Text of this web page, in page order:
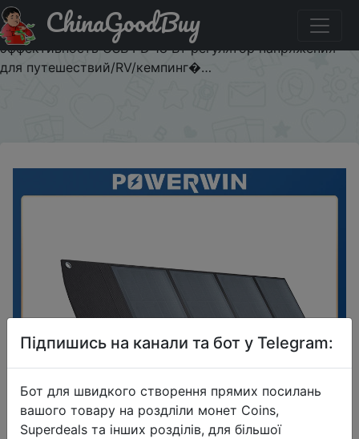
Код на знижку $130/$299 POWERWIN PWS100 складная
солнечная панель 100 Вт ETFE водостойкая высокая
эффективность USB PD 18 Вт регулятор напряжения
для путешествий/RV/кемпинг�…
ChinaGoodBuy
Підпишись на канали та бот у Telegram:
Бот для швидкого створення прямих посилань
вашого товару на роздліли монет Coins,
Superdeals та інших розділів, для більшої